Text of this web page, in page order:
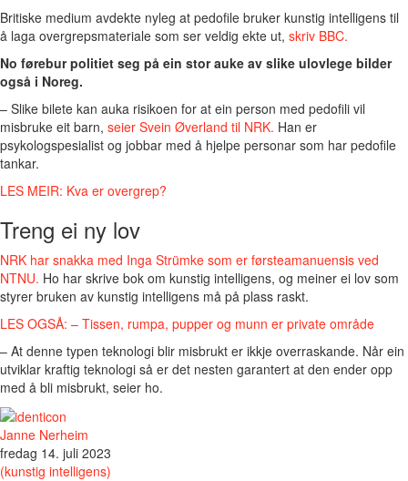
Britiske medium avdekte nyleg at pedofile bruker kunstig intelligens til
å laga overgrepsmateriale som ser veldig ekte ut, skriv BBC.
No førebur politiet seg på ein stor auke av slike ulovlege bilder
også i Noreg.
– Slike bilete kan auka risikoen for at ein person med pedofili vil
misbruke eit barn, seier Svein Øverland til NRK. Han er
psykologspesialist og jobbar med å hjelpe personar som har pedofile
tankar.
LES MEIR: Kva er overgrep?
Treng ei ny lov
NRK har snakka med Inga Strümke som er førsteamanuensis ved
NTNU. Ho har skrive bok om kunstig intelligens, og meiner ei lov som
styrer bruken av kunstig intelligens må på plass raskt.
LES OGSÅ: – Tissen, rumpa, pupper og munn er private område
– At denne typen teknologi blir misbrukt er ikkje overraskande. Når ein
utviklar kraftig teknologi så er det nesten garantert at den ender opp
med å bli misbrukt, seier ho.
Janne Nerheim
fredag 14. juli 2023
(kunstig intelligens)